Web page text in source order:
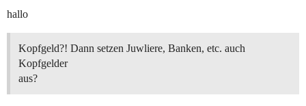
hallo
Kopfgeld?! Dann setzen Juwliere, Banken, etc. auch
Kopfgelder
aus?